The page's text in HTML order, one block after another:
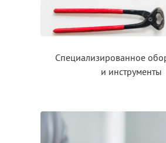
Специализированное
и инструменты